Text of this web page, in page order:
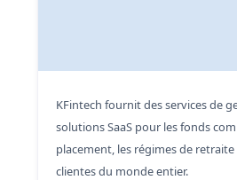
KFintech fournit des services de
solutions SaaS pour les fonds
placement, les régimes de
clientes du monde entier.